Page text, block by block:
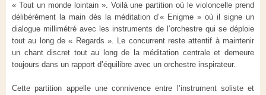
« Tout un monde lointain ». Voilà une partition où le violoncelle prend
délibérément la main dès la méditation d’« Enigme » où il signe un
dialogue millimétré avec les instruments de l’orchestre qui se déploie
tout au long de « Regards ». Le concurrent reste attentif à maintenir
un chant discret tout au long de la méditation centrale et demeure
toujours dans un rapport d’équilibre avec un orchestre inspirateur.
Cette partition appelle une connivence entre l’instrument soliste et